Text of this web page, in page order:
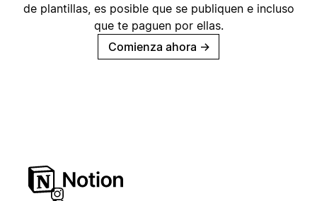
de plantillas, es posible que se publiquen e incluso
que te paguen por ellas.
Comienza ahora →